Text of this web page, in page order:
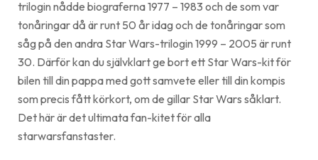
trilogin nådde biograferna 1977 – 1983 och de som var
tonåringar då är runt 50 år idag och de tonåringar som
såg på den andra Star Wars-trilogin 1999 – 2005 är runt
30. Därför kan du självklart ge bort ett Star Wars-kit för
bilen till din pappa med gott samvete eller till din kompis
som precis fått körkort, om de gillar Star Wars såklart.
Det här är det ultimata fan-kitet för alla
starwarsfanstaster.